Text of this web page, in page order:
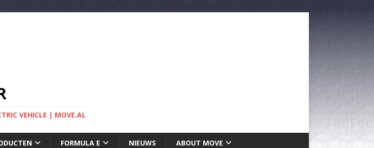
VEHICLE | MOVE.AL
FORMULA E NIEUWS ABOUT MOVE